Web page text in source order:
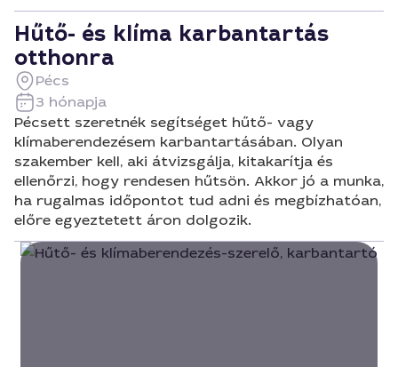
Hűtő- és klíma karbantartás
otthonra
Pécs
3 hónapja
Pécsett szeretnék segítséget hűtő- vagy
klímaberendezésem karbantartásában. Olyan
szakember kell, aki átvizsgálja, kitakarítja és
ellenőrzi, hogy rendesen hűtsön. Akkor jó a munka,
ha rugalmas időpontot tud adni és megbízhatóan,
előre egyeztetett áron dolgozik.